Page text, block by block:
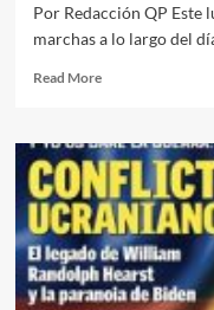
Por Redacción QP Este
marchas a lo largo del
Read MoreRead
Las
Marchas
y
manifestaciones
en
la
CdMx
hoy